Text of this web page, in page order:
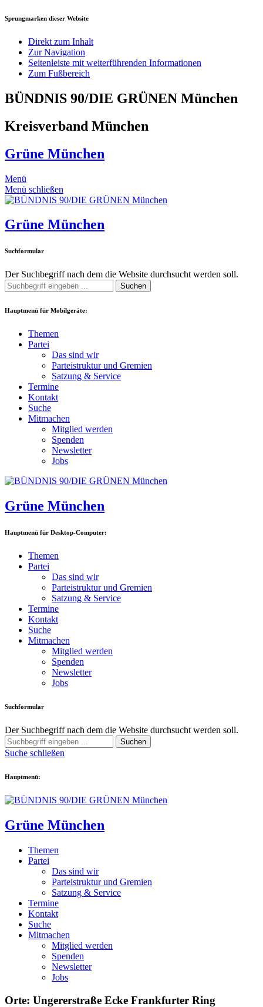
Sprungmarken dieser Website
Direkt zum Inhalt
Zur Navigation
Seitenleiste mit weiterführenden Informationen
Zum Fußbereich
BÜNDNIS 90/DIE GRÜNEN München
Kreisverband München
Grüne München
Menü
Menü schließen
Grüne München
Suchformular
Der Suchbegriff nach dem die Website durchsucht werden soll.
Suchen
Hauptmenü für Mobilgeräte:
Themen
Partei
Das sind wir
Parteistruktur und Gremien
Satzung & Service
Termine
Kontakt
Suche
Mitmachen
Mitglied werden
Spenden
Newsletter
Jobs
Grüne München
Hauptmenü für Desktop-Computer:
Themen
Partei
Das sind wir
Parteistruktur und Gremien
Satzung & Service
Termine
Kontakt
Suche
Mitmachen
Mitglied werden
Spenden
Newsletter
Jobs
Suchformular
Der Suchbegriff nach dem die Website durchsucht werden soll.
Suchen
Suche schließen
Hauptmenü:
Grüne München
Themen
Partei
Das sind wir
Parteistruktur und Gremien
Satzung & Service
Termine
Kontakt
Suche
Mitmachen
Mitglied werden
Spenden
Newsletter
Jobs
Orte: Ungererstraße Ecke Frankfurter Ring